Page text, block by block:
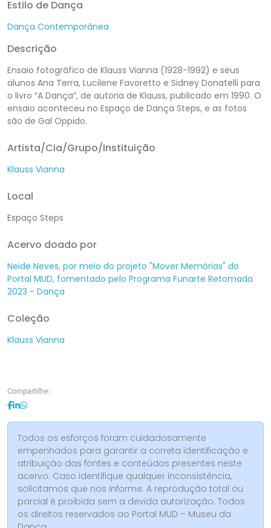
Estilo de Dança
Dança Contemporânea
Descrição
Ensaio fotográfico de Klauss Vianna (1928-1992) e seus
alunos Ana Terra, Lucilene Favoretto e Sidney Donatelli para
o livro “A Dança”, de autoria de Klauss, publicado em 1990. O
ensaio aconteceu no Espaço de Dança Steps, e as fotos
são de Gal Oppido.
Artista/Cia/Grupo/Instituição
Klauss Vianna
Local
Espaço Steps
Acervo doado por
Neide Neves, por meio do projeto "Mover Memórias" do
Portal MUD, fomentado pelo Programa Funarte Retomada
2023 - Dança
Coleção
Klauss Vianna
Compartilhe:
Todos os esforços foram cuidadosamente
empenhados para garantir a correta identificação e
atribuição das fontes e conteúdos presentes neste
acervo. Caso identifique qualquer inconsistência,
solicitamos que nos informe. A reprodução total ou
parcial é proibida sem a devida autorização. Todos
os direitos reservados ao Portal MUD – Museu da